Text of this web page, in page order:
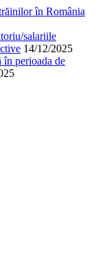
în România
salariile
14/12/2025
perioada de